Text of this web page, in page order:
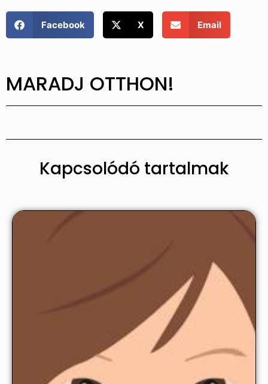
Facebook X Email
MARADJ OTTHON!
Kapcsolódó tartalmak